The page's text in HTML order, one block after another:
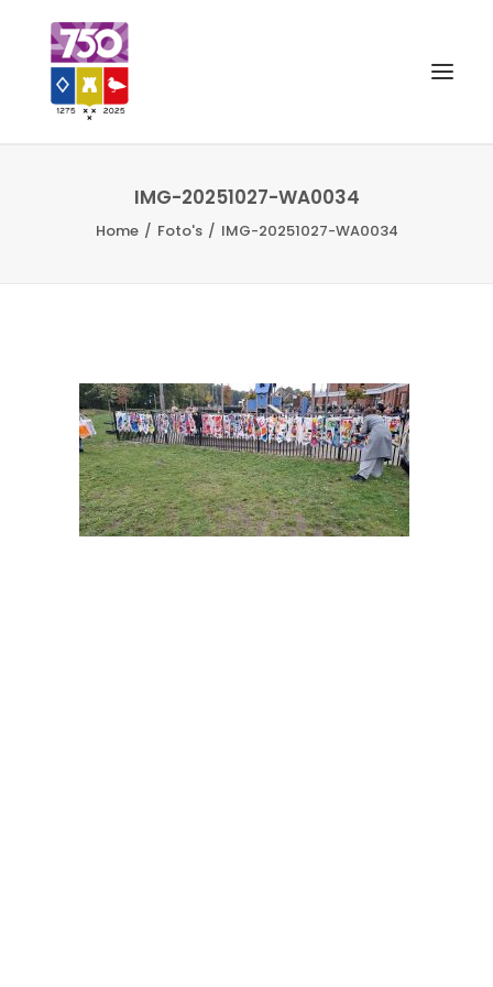
OUD GASTEL 750
EVENEMENTEN
VRIENDEN VAN
CONTACT
IMG-20251027-WA0034
Home Foto's IMG-20251027-WA0034